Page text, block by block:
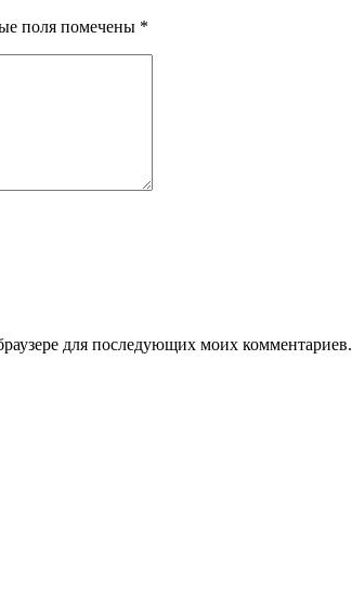
поля помечены *
для последующих моих комментариев.